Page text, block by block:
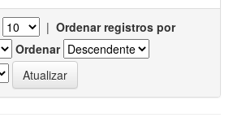
| Ordenar registros por
Ordenar